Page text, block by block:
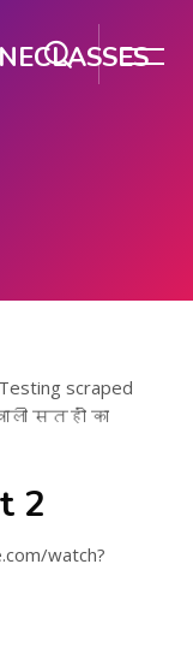
scraped
सतहों का
2
watch?